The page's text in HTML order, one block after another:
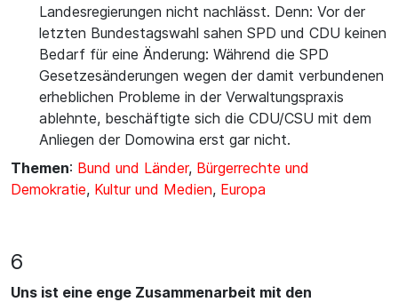
Landesregierungen nicht nachlässt. Denn: Vor der
letzten Bundestagswahl sahen SPD und CDU keinen
Bedarf für eine Änderung: Während die SPD
Gesetzesänderungen wegen der damit verbundenen
erheblichen Probleme in der Verwaltungspraxis
ablehnte, beschäftigte sich die CDU/CSU mit dem
Anliegen der Domowina erst gar nicht.
Themen: Bund und Länder, Bürgerrechte und
Demokratie, Kultur und Medien, Europa
6
Uns ist eine enge Zusammenarbeit mit den